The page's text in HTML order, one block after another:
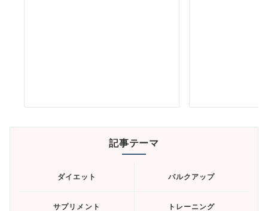
記事テーマ
ダイエット バルクアップ
サプリメント トレーニング